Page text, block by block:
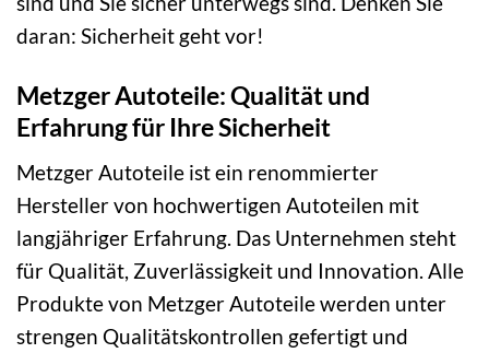
daran: Sicherheit geht vor!
Metzger Autoteile: Qualität und
Erfahrung für Ihre Sicherheit
Metzger Autoteile ist ein renommierter
Hersteller von hochwertigen Autoteilen mit
langjähriger Erfahrung. Das Unternehmen steht
für Qualität, Zuverlässigkeit und Innovation. Alle
Produkte von Metzger Autoteile werden unter
strengen Qualitätskontrollen gefertigt und